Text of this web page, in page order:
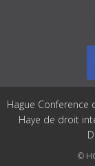
Hague Conference
Haye de droit
©